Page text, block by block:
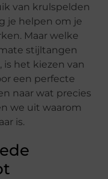
van krulspelden
je helpen om je
Maar welke
stijltangen
het kiezen van
een perfecte
naar wat precies
we uit waarom
is.